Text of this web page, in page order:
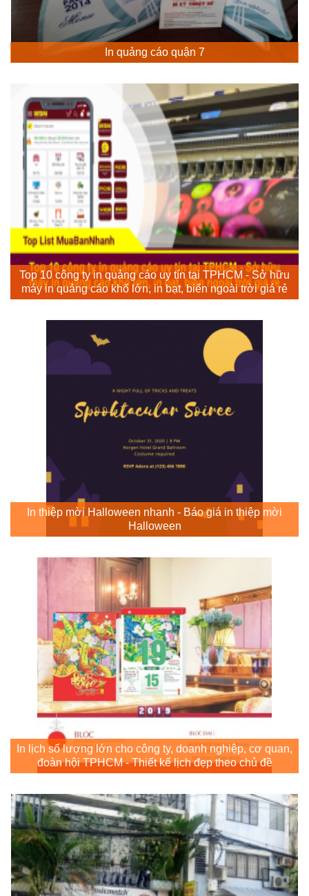
In quảng cáo quận 7
Top 10 công ty in quảng cáo uy tín tại TPHCM - Sở hữu
máy in quảng cáo khổ lớn, in bạt, biển ngoài trời giá rẻ
In thiệp mời Halloween nhanh - Báo giá in thiệp mời
Halloween
In lịch số lượng lớn cho công ty, doanh nghiệp, cơ quan,
đoàn hội TPHCM - Thiết kế lịch đẹp theo chủ đề